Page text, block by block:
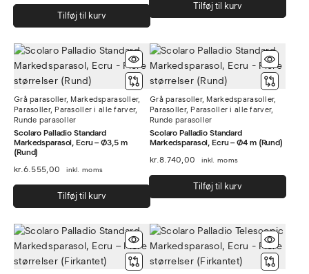
Tilføj til kurv
Tilføj til kurv
Grå parasoller, Markedsparasoller,
Parasoller, Parasoller i alle farver,
Runde parasoller
Scolaro Palladio Standard
Markedsparasol, Ecru – Ø3,5 m
(Rund)
kr.6.555,00 inkl. moms
Tilføj til kurv
Grå parasoller, Markedsparasoller,
Parasoller, Parasoller i alle farver,
Runde parasoller
Scolaro Palladio Standard
Markedsparasol, Ecru – Ø4 m (Rund)
kr.8.740,00 inkl. moms
Tilføj til kurv